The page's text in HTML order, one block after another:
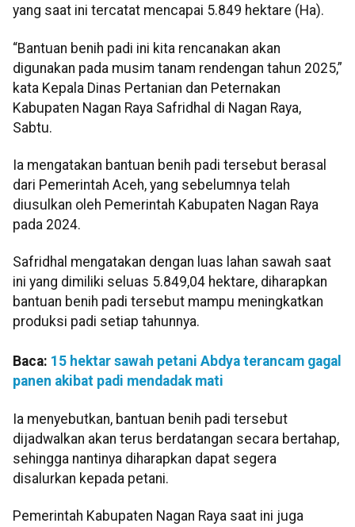
yang saat ini tercatat mencapai 5.849 hektare (Ha).
“Bantuan benih padi ini kita rencanakan akan
digunakan pada musim tanam rendengan tahun 2025,”
kata Kepala Dinas Pertanian dan Peternakan
Kabupaten Nagan Raya Safridhal di Nagan Raya,
Sabtu.
Ia mengatakan bantuan benih padi tersebut berasal
dari Pemerintah Aceh, yang sebelumnya telah
diusulkan oleh Pemerintah Kabupaten Nagan Raya
pada 2024.
Safridhal mengatakan dengan luas lahan sawah saat
ini yang dimiliki seluas 5.849,04 hektare, diharapkan
bantuan benih padi tersebut mampu meningkatkan
produksi padi setiap tahunnya.
Baca: 15 hektar sawah petani Abdya terancam gagal
panen akibat padi mendadak mati
Ia menyebutkan, bantuan benih padi tersebut
dijadwalkan akan terus berdatangan secara bertahap,
sehingga nantinya diharapkan dapat segera
disalurkan kepada petani.
Pemerintah Kabupaten Nagan Raya saat ini juga